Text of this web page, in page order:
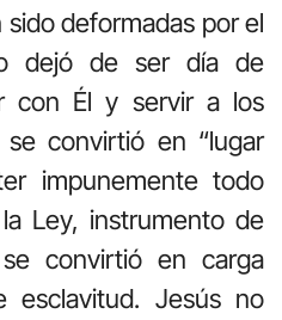
deformadas por el
dejó de ser día de
con Él y servir a los
se convirtió en “lugar
impunemente todo
Ley, instrumento de
convirtió en carga
esclavitud. Jesús no